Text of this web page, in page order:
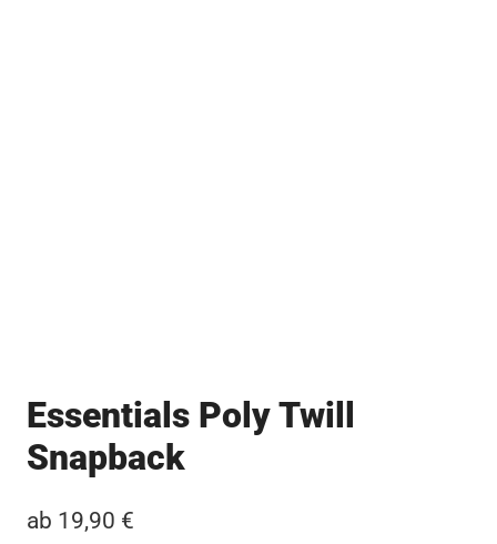
Essentials Poly Twill
Snapback
ab 19,90 €